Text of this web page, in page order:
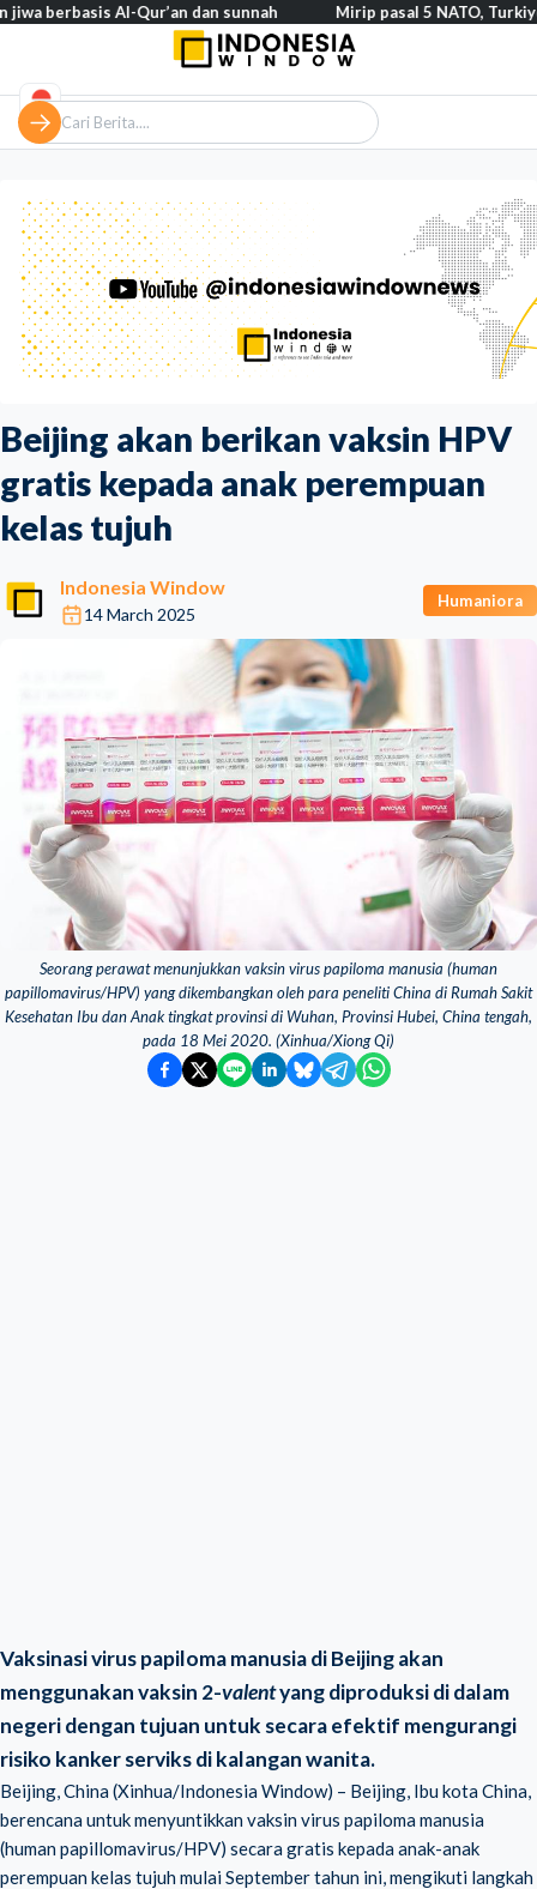
Beijing akan berikan vaksin HPV
gratis kepada anak perempuan
kelas tujuh
Indonesia Window
14 March 2025
Humaniora
Seorang perawat menunjukkan vaksin virus papiloma manusia (human
papillomavirus/HPV) yang dikembangkan oleh para peneliti China di Rumah Sakit
Kesehatan Ibu dan Anak tingkat provinsi di Wuhan, Provinsi Hubei, China tengah,
pada 18 Mei 2020. (Xinhua/Xiong Qi)
Vaksinasi virus papiloma manusia di Beijing akan
menggunakan vaksin 2-valentyang diproduksi di dalam
negeri dengan tujuan untuk secara efektif mengurangi
risiko kanker serviks di kalangan wanita.
Beijing, China (Xinhua/Indonesia Window) – Beijing, Ibu kota China,
berencana untuk menyuntikkan vaksin virus papiloma manusia
(human papillomavirus/HPV) secara gratis kepada anak-anak
perempuan kelas tujuh mulai September tahun ini, mengikuti langkah
Al-Qur’an dan sunnah Mirip pasal 5 NATO, Turkiye